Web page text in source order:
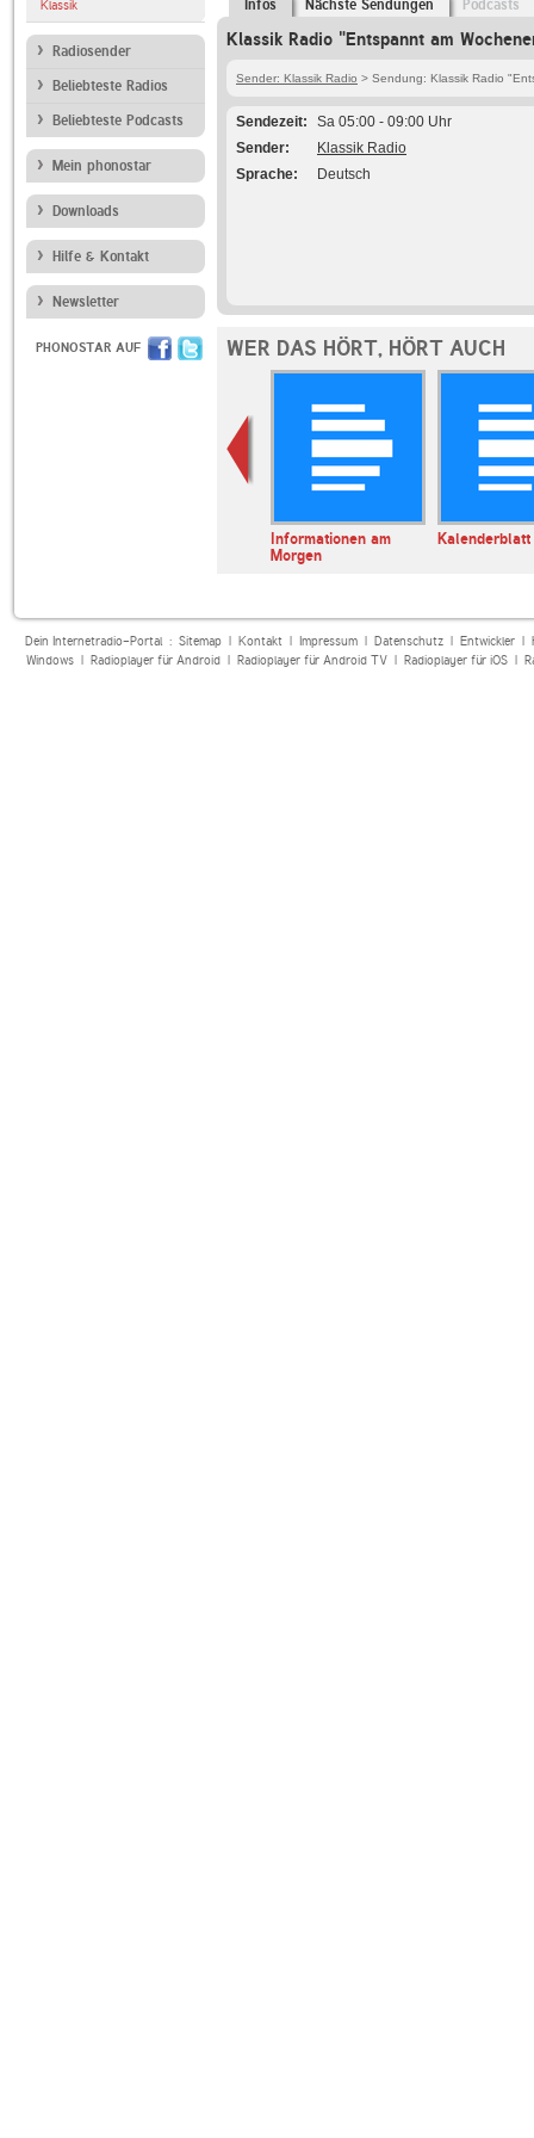
Klassik
Radiosender
Beliebteste Radios
Beliebteste Podcasts
Mein phonostar
Downloads
Hilfe & Kontakt
Newsletter
PHONOSTAR AUF
Infos Nächste Sendungen Podcasts
Klassik Radio "Entspannt am
Sender: Klassik Radio > Sendung: Klassik Radio
Sendezeit
Sa 05:00 - 09:00 Uhr
Sender
Klassik Radio
Sprache
Deutsch
WER DAS HÖRT, HÖRT AUCH
Informationen am
Morgen
Kalenderblatt
Dein Internetradio-Portal : Sitemap| Kontakt| Impressum| Datenschutz| Entwickler|
Windows| Radioplayer für Android| Radioplayer für Android TV| Radioplayer für iOS|